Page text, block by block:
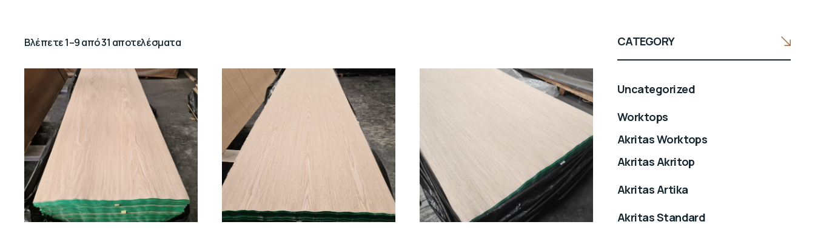
Βλέπετε 1–9 από 31 αποτελέσματα CATEGORY
Uncategorized
Worktops
Akritas Worktops
Akritas Akritop
Akritas Artika
Akritas Standard